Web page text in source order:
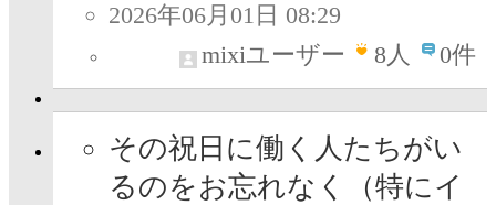
2026年06月01日 08:29
mixiユーザー
8人 0件
その祝日に働く人たちがい
るのをお忘れなく（特にイ